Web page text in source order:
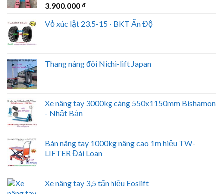
3.900.000 ₫
Vỏ xúc lật 23.5-15 - BKT Ấn Độ
Thang nâng đôi Nichi-lift Japan
Xe nâng tay 3000kg càng 550x1150mm Bishamon
- Nhật Bản
Bàn nâng tay 1000kg nâng cao 1m hiệu TW-
LIFTER Đài Loan
Xe nâng tay 3,5 tấn hiệu Eoslift